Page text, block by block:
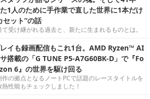
1人のために手作業で直した世界に1本だけ
セット”の話
受け継がれる過去と、新たに生まれるものとは。
イも録画配信もこれ1台。AMD Ryzen™ AI
搭載の「G TUNE P5-A7G60BK-D」で『Fo
6』の世界を駆け回る
の拠点となるノートPCで話題のレースタイトルを
性能もチェックしました！